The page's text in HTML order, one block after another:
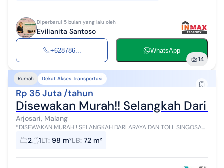
Diperbarui 5 bulan yang lalu oleh
Evilianita Santoso
+628786... WhatsApp
14
Rumah Dekat Akses Transportasi
Rp 35 Juta /tahun
Disewakan Murah!! Selangkah Dari
Arjosari, Malang
*DISEWAKAN MURAH!! SELANGKAH DARI ARAYA DAN TOLL SINGOSARI
MALANG!!* Disewakan fully furnish rumah teluk bayur malang
Kelengkapan Furnish: - ka...
2 1LT: 98 m²LB: 72 m²